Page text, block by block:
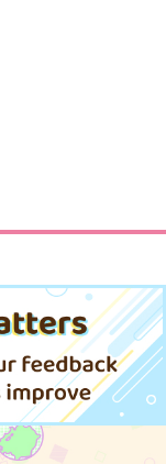
せっかく既知転生した
ので布教小説を書こう
と思います。III
ひるねびより。
3,144円（税込）
not監督生